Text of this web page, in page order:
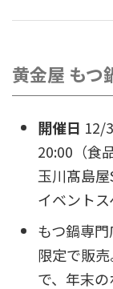
黄金屋 もつ
開催日 12/
20:00（食
玉川髙島
イベント
もつ鍋専
限定で販
で、年末